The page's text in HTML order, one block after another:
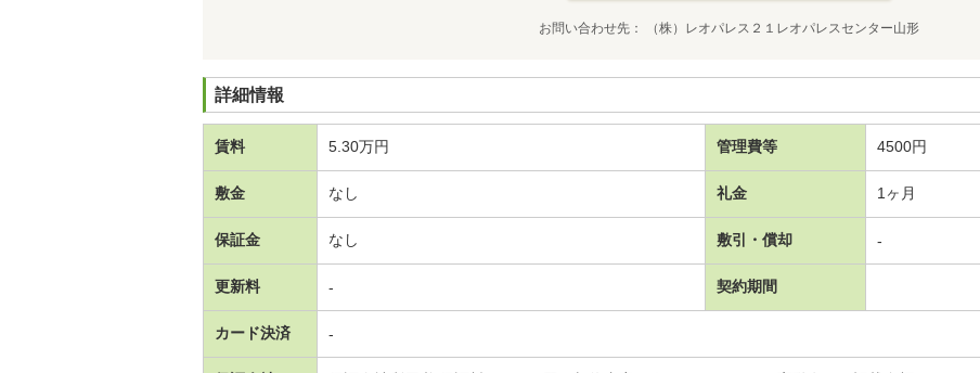
お問い合わせ先 （株）レオパレス２１レオパレスセンター山形
詳細情報
賃料 5.30万円 管理費等 4500円
敷金 なし 礼金 1ヶ月
保証金 なし 敷引・償却 -
更新料 - 契約期間
カード決済 -